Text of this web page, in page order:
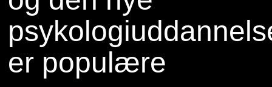
er populære